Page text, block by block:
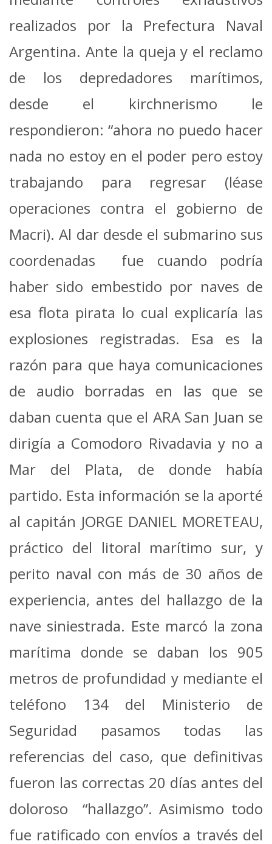
realizados por la Prefectura Naval
Argentina. Ante la queja y el reclamo
de los depredadores marítimos,
desde el kirchnerismo le
respondieron: “ahora no puedo hacer
nada no estoy en el poder pero estoy
trabajando para regresar (léase
operaciones contra el gobierno de
Macri). Al dar desde el submarino sus
coordenadas fue cuando podría
haber sido embestido por naves de
esa flota pirata lo cual explicaría las
explosiones registradas. Esa es la
razón para que haya comunicaciones
de audio borradas en las que se
daban cuenta que el ARA San Juan se
dirigía a Comodoro Rivadavia y no a
Mar del Plata, de donde había
partido. Esta información se la aporté
al capitán JORGE DANIEL MORETEAU,
práctico del litoral marítimo sur, y
perito naval con más de 30 años de
experiencia, antes del hallazgo de la
nave siniestrada. Este marcó la zona
marítima donde se daban los 905
metros de profundidad y mediante el
teléfono 134 del Ministerio de
Seguridad pasamos todas las
referencias del caso, que definitivas
fueron las correctas 20 días antes del
doloroso “hallazgo”. Asimismo todo
fue ratificado con envíos a través del